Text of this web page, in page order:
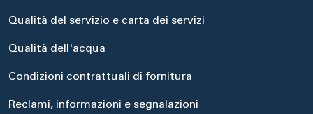
Qualità del servizio e carta dei servizi
Qualità dell'acqua
Condizioni contrattuali di fornitura
Reclami, informazioni e segnalazioni